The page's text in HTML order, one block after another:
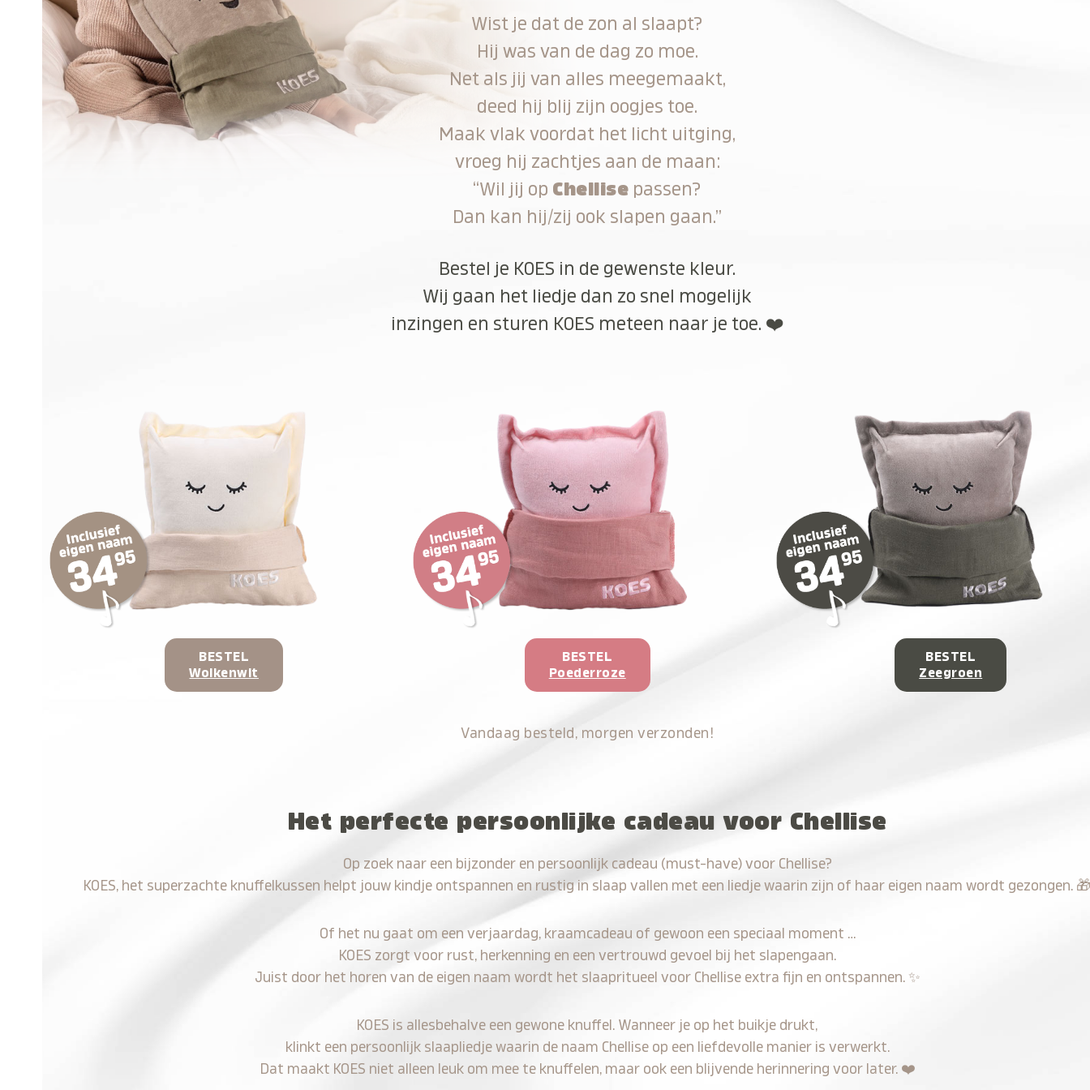
Wist je dat de zon al slaapt?
Hij was van de dag zo moe.
Net als jij van alles meegemaakt,
deed hij blij zijn oogjes toe.
Maak vlak voordat het licht uitging,
vroeg hij zachtjes aan de maan:
“Wil jij op Chellise passen?
Dan kan hij/zij ook slapen gaan.”
Bestel je KOES in de gewenste kleur.
Wij gaan het liedje dan zo snel mogelijk
inzingen en sturen KOES meteen naar je toe. ❤️
BESTEL
Wolkenwit
BESTEL
Poederroze
BESTEL
Zeegroen
Vandaag besteld, morgen verzonden!
Het perfecte persoonlijke cadeau voor Chellise
Op zoek naar een bijzonder en persoonlijk cadeau (must-have) voor Chellise?
KOES, het superzachte knuffelkussen helpt jouw kindje ontspannen en rustig in slaap vallen met een liedje waarin zijn of haar eigen naam wordt gezongen.
Of het nu gaat om een verjaardag, kraamcadeau of gewoon een speciaal moment …
KOES zorgt voor rust, herkenning en een vertrouwd gevoel bij het slapengaan.
Juist door het horen van de eigen naam wordt het slaapritueel voor Chellise extra fijn en ontspannen. ✨
KOES is allesbehalve een gewone knuffel. Wanneer je op het buikje drukt,
klinkt een persoonlijk slaapliedje waarin de naam Chellise op een liefdevolle manier is verwerkt.
Dat maakt KOES niet alleen leuk om mee te knuffelen, maar ook een blijvende herinnering voor later. ❤️